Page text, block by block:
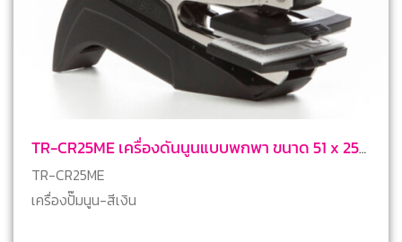
TR-CR25ME เครื่องดันนูนแบบพกพา ขนาด 51 x 25
mm
TR-CR25ME
เครื่องปั๊มนูน-สีเงิน